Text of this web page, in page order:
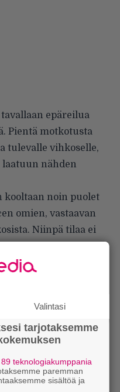
epäreilua
Pientä motkotusta
tulevalle vihkoselle,
nähden
kooltaan noin puolet
omien, vastaavan
Niinpä tilaa ei
soittajatiedoille
Myös
voitu käydä läpi
tarkemmin.
Valintasi
tarjotaksemme
89 teknologiakumppania
paremman
sisältöä ja